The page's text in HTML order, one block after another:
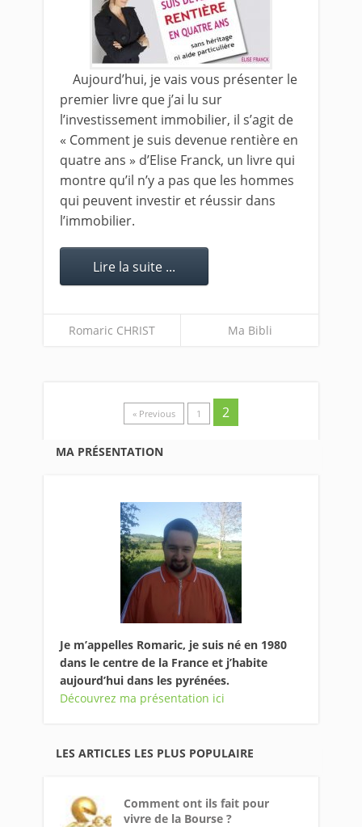
Aujourd’hui, je vais vous présenter le
premier livre que j’ai lu sur
l’investissement immobilier, il s’agit de
« Comment je suis devenue rentière en
quatre ans » d’Elise Franck, un livre qui
montre qu’il n’y a pas que les hommes
qui peuvent investir et réussir dans
l’immobilier.
Lire la suite ...
Romaric CHRIST Ma Bibli
« Previous 1 2
MA PRÉSENTATION
Je m’appelles Romaric, je suis né en 1980
dans le centre de la France et j’habite
aujourd’hui dans les pyrénées.
Découvrez ma présentation ici
LES ARTICLES LES PLUS POPULAIRE
Comment ont ils fait pour
vivre de la Bourse ?